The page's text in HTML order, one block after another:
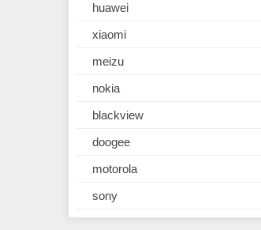
huawei
xiaomi
meizu
nokia
blackview
doogee
motorola
sony